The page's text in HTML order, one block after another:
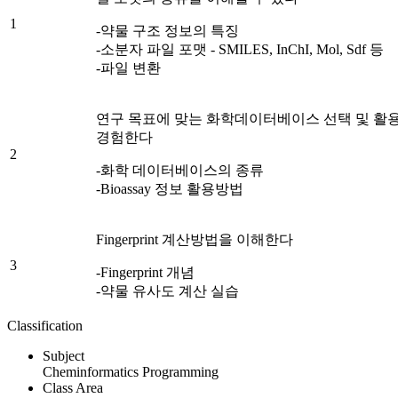
1
-약물 구조 정보의 특징
-소분자 파일 포맷 - SMILES, InChI, Mol, Sdf 등
-파일 변환
2
연구 목표에 맞는 화학데이터베이스 선택 및 활
경험한다
-화학 데이터베이스의 종류
-Bioassay 정보 활용방법
3
Fingerprint 계산방법을 이해한다
-Fingerprint 개념
-약물 유사도 계산 실습
Classification
Subject
Cheminformatics Programming
Class Area